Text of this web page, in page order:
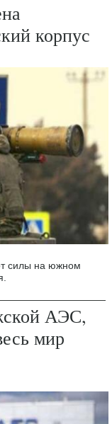
корпус
силы на южном
АЭС,
мир